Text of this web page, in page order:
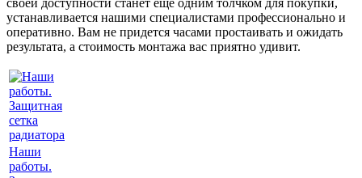
устанавливается нашими специалистами профессионально и
оперативно. Вам не придется часами простаивать и ожидать
результата, а стоимость монтажа вас приятно удивит.
Наши
работы.